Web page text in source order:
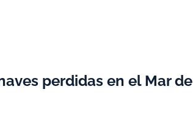
perdidas en el Mar de